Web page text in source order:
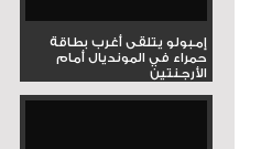
إمبولو يتلقى أغرب بطاقة
حمراء في المونديال أمام
الأرجنتين